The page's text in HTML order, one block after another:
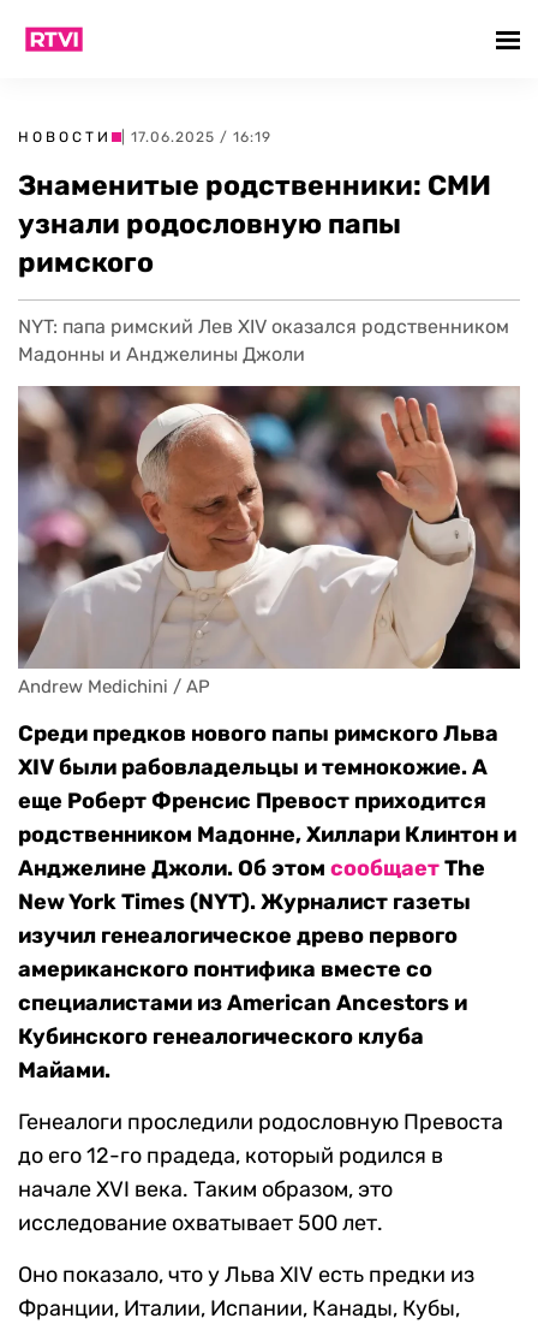
НОВОСТИ | 17.06.2025 / 16:19
Знаменитые родственники: СМИ
узнали родословную папы
римского
NYT: папа римский Лев XIV оказался родственником
Мадонны и Анджелины Джоли
Andrew Medichini / AP
Среди предков нового папы римского Льва
XIV были рабовладельцы и темнокожие. А
еще Роберт Френсис Превост приходится
родственником Мадонне, Хиллари Клинтон и
Анджелине Джоли. Об этом сообщаетThe
New York Times (NYT). Журналист газеты
изучил генеалогическое древо первого
американского понтифика вместе со
специалистами из American Ancestors и
Кубинского генеалогического клуба
Майами.
Генеалоги проследили родословную Превоста
до его 12-го прадеда, который родился в
начале XVI века. Таким образом, это
исследование охватывает 500 лет.
Оно показало, что у Льва XIV есть предки из
Франции, Италии, Испании, Канады, Кубы,